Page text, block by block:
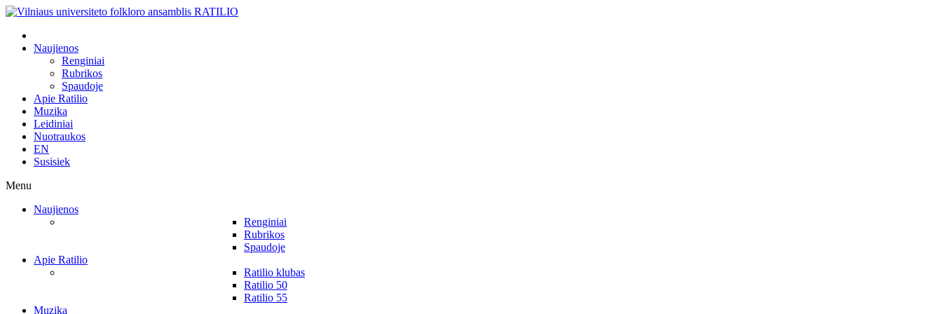
Naujienos
Renginiai
Rubrikos
Spaudoje
Apie Ratilio
Muzika
Leidiniai
Nuotraukos
EN
Susisiek
Menu
Naujienos
Renginiai
Rubrikos
Spaudoje
Apie Ratilio
Ratilio klubas
Ratilio 50
Ratilio 55
Muzika